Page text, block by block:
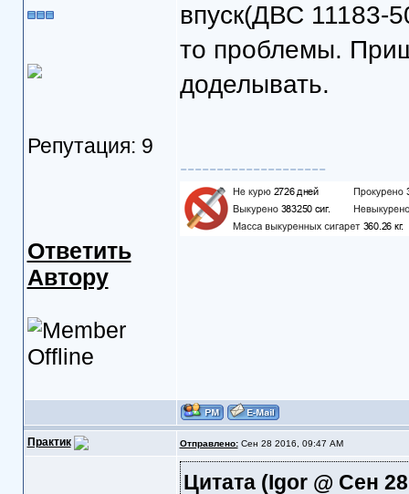
Репутация: 9
Ответить
Автору
впуск(ДВС 11183-
то проблемы.
доделывать.
--------------------
Практик Отправлено:Сен 28 2016, 09:47 AM
Цитата(Igor @ Сен